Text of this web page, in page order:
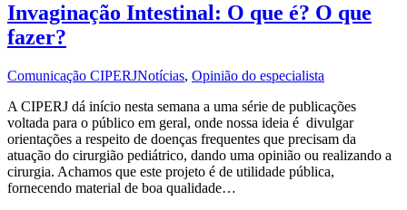
Invaginação Intestinal: O que é? O que
fazer?
Comunicação CIPERJNotícias, Opinião do especialista
A CIPERJ dá início nesta semana a uma série de publicações
voltada para o público em geral, onde nossa ideia é divulgar
orientações a respeito de doenças frequentes que precisam da
atuação do cirurgião pediátrico, dando uma opinião ou realizando a
cirurgia. Achamos que este projeto é de utilidade pública,
fornecendo material de boa qualidade…